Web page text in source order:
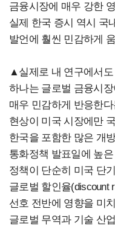
금융시장에 매우 강한
실제 한국 증시 역시 국
발언에 훨씬 민감하게
▲실제로 내 연구에서
하나는 글로벌 금융시
매우 민감하게 반응한
현상이 미국 시장에만
한국을 포함한 많은 개
통화정책 발표일에 높
정책이 단순히 미국 단
글로벌 할인율(discount
선호 전반에 영향을 미
글로벌 무역과 기술 산